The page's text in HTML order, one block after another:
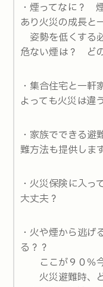
・煙ってなに？
あり火災の成長と
姿勢を低くする
危ない煙は？ ど
・集合住宅と一
よっても火災は違
・家族でできる
難方法も提供しま
・火災保険に入
大丈夫？
・火や煙から逃
る？？
ここが９０％今
火災避難時、ど